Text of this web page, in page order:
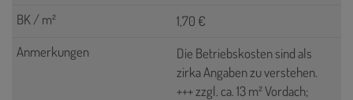
1,70 €
Die Betriebskosten sind als
zirka Angaben zu verstehen.
+++ zzgl. ca. 13 m² Vordach;